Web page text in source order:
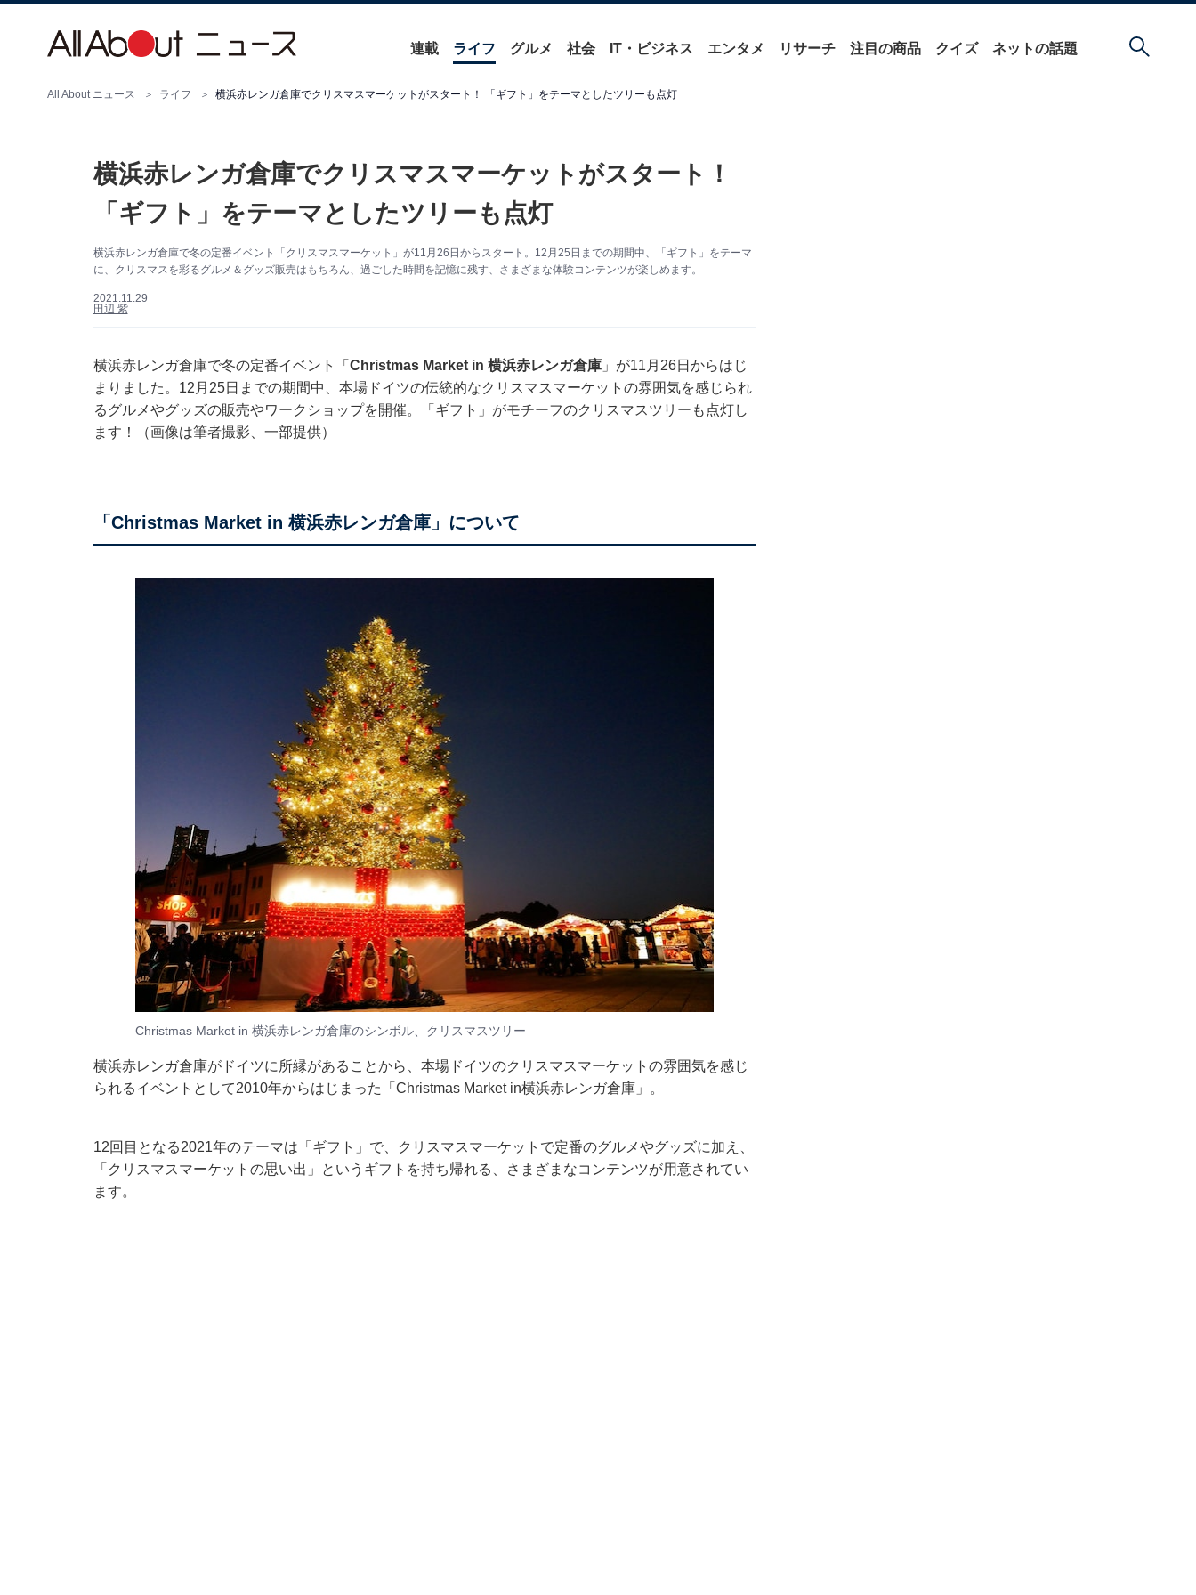
連載 ライフ グルメ 社会 IT・ビジネス エンタメ リサーチ 注目の商品 クイズ ネットの話題
All About ニュース ライフ 横浜赤レンガ倉庫でクリスマスマーケットがスタート！ 「ギフト」をテーマとしたツリーも点灯
横浜赤レンガ倉庫でクリスマスマーケットがスタート！
「ギフト」をテーマとしたツリーも点灯
横浜赤レンガ倉庫で冬の定番イベント「クリスマスマーケット」が11月26日からスタート。12月25日までの期間中、「ギフト」をテーマ
に、クリスマスを彩るグルメ＆グッズ販売はもちろん、過ごした時間を記憶に残す、さまざまな体験コンテンツが楽しめます。
2021.11.29
田辺 紫
横浜赤レンガ倉庫で冬の定番イベント「 Christmas Market in 横浜赤レンガ倉庫」が11月26日からはじ
まりました。12月25日までの期間中、本場ドイツの伝統的なクリスマスマーケットの雰囲気を感じられ
るグルメやグッズの販売やワークショップを開催。「ギフト」がモチーフのクリスマスツリーも点灯し
ます！（画像は筆者撮影、一部提供）
「Christmas Market in 横浜赤レンガ倉庫」について
Christmas Market in 横浜赤レンガ倉庫のシンボル、クリスマスツリー
横浜赤レンガ倉庫がドイツに所縁があることから、本場ドイツのクリスマスマーケットの雰囲気を感じ
られるイベントとして2010年からはじまった「Christmas Market in横浜赤レンガ倉庫」。
12回目となる2021年のテーマは「ギフト」で、クリスマスマーケットで定番のグルメやグッズに加え、
「クリスマスマーケットの思い出」というギフトを持ち帰れる、さまざまなコンテンツが用意されてい
ます。